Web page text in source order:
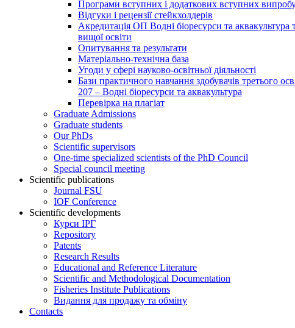
Програми вступних і додаткових вступних
Відгуки і рецензії стейкхолдерів
Акредитація ОП Водні біоресурси та аквакультура
вищої освіти
Опитування та результати
Матеріально-технічна база
Угоди у сфері науково-освітньої діяльності
Бази практичного навчання здобувачів третього
207 – Водні біоресурси та аквакультура
Перевірка на плагіат
Graduate Admissions
Graduate students
Our PhDs
Scientific supervisors
One-time specialized scientists of the PhD Council
Special council meeting
Scientific publications
Journal FSU
IOF Conference
Scientific developments
Курси ІРГ
Repository
Patents
Research Results
Educational and Reference Literature
Scientific and Methodological Documentation
Fisheries Institute Publications
Видання для продажу та обміну
Contacts